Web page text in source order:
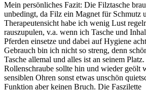
Mein persönliches Fazit: Die Filztasche
unbedingt, da Filz ein Magnet für Schmutz
Therapeutensicht habe ich wenig Lust
rauszupulen, v.a. wenn ich Tasche und
Pferden einsetze und dabei auf Hygiene
Gebrauch bin ich nicht so streng, denn
Tasche allemal und alles ist an seinem
Rollenschraube sollte hin und wieder geölt
sensiblen Ohren sonst etwas unschön
Funktion aber keinen Bruch. Die Faszilette